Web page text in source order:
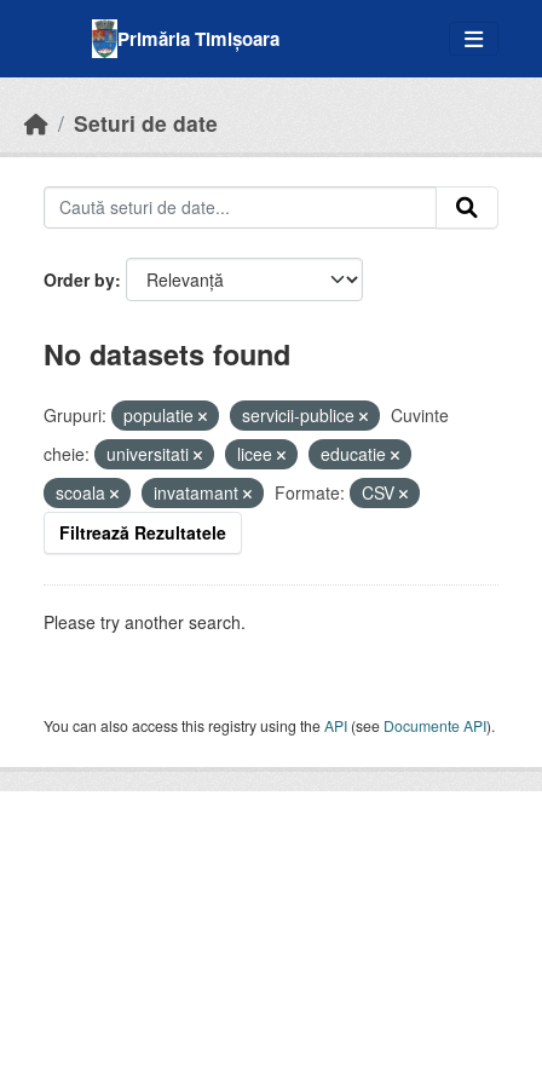
Primăria Timișoara
Seturi de date
Order by
No datasets found
Grupuri: populatie servicii-publice
Cuvinte
cheie:
universitati licee
educatie
scoala
invatamant Formate:
CSV
Filtrează Rezultatele
Please try another search.
You can also access this registry using theAPI (see Documente API).